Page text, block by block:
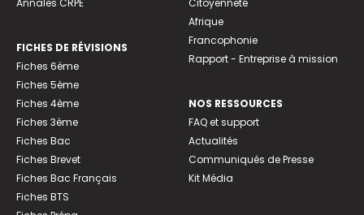
Annales CRPE
FICHES DE RÉVISIONS
Fiches 6ème
Fiches 5ème
Fiches 4ème
Fiches 3ème
Fiches Bac
Fiches Brevet
Fiches Bac Français
Fiches BTS
Citoyenneté
Afrique
Francophonie
Rapport - Entreprise à mission
NOS RESSOURCES
FAQ et support
Actualités
Communiqués de Presse
Kit Média